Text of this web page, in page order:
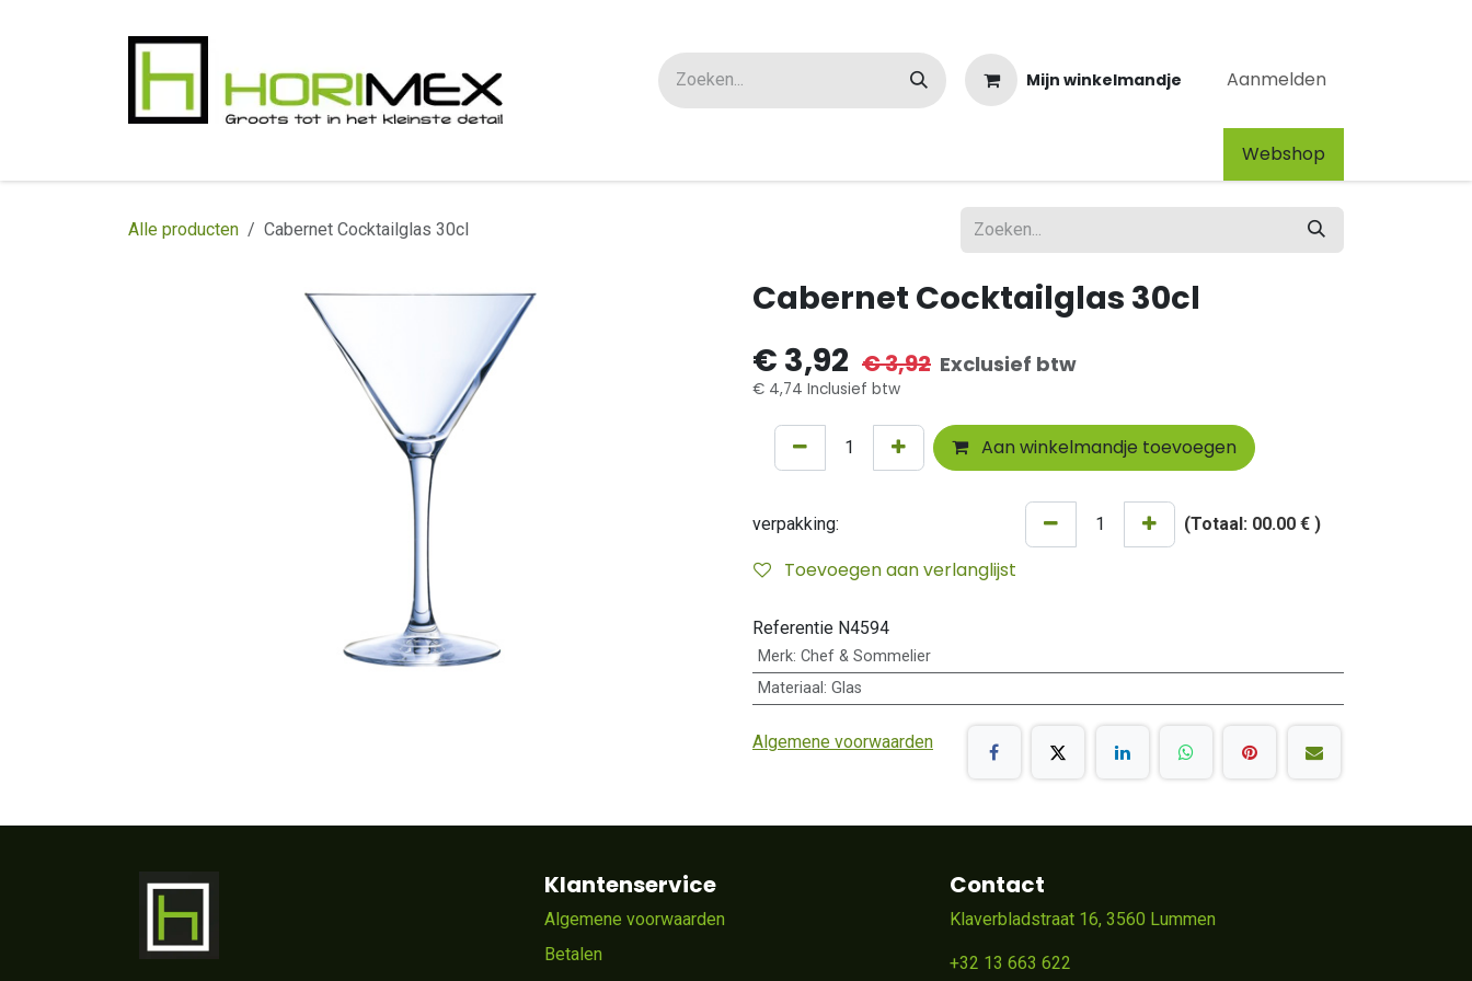
Mijn winkelmandje Aanmelden
Webshop​
Alle producten Cabernet Cocktailglas 30cl
Cabernet Cocktailglas 30cl
€ 3,92 €3,92 Exclusief btw
€ 4,74 Inclusief btw
Aan winkelmandje toevoegen
verpakking: (Totaal: 00.00 € )
Toevoegen aan verlanglijst
Referentie N4594
Merk: Chef & Sommelier
Materiaal : Glas
Algemene voorwaarden
Klantenservice
Algemene voorwaarden
Betalen
Contact
Klaverbladstraat 16, 3560 Lummen
+32 13 663 622